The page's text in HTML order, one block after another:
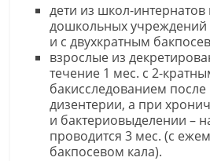
дети из школ-интернатов
дошкольных учреждений
и с двухкратным
взрослые из
течение 1 мес. с 2-
бакисследованием после
дизентерии, а при
и бактериовыделении –
проводится 3 мес. (с
бакпосевом кала).